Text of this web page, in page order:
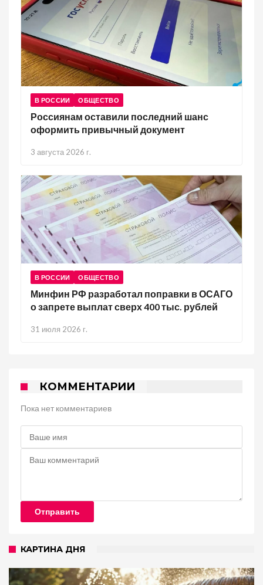
В РОССИИ ОБЩЕСТВО
Россиянам оставили последний шанс
оформить привычный документ
3 августа 2026 г.
В РОССИИ ОБЩЕСТВО
Минфин РФ разработал поправки в ОСАГО
о запрете выплат сверх 400 тыс. рублей
31 июля 2026 г.
КОММЕНТАРИИ
Пока нет комментариев
Отправить
КАРТИНА ДНЯ